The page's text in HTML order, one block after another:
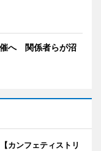
へ 関係者らが沼
カンフェティストリ